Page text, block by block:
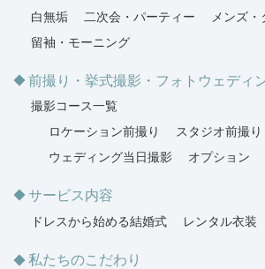
白無垢
二次会・パーティー メンズ・
留袖・モーニング
前撮り・挙式撮影・フォトウェディ
撮影コース一覧
ロケーション前撮り
スタジオ前撮り
ウェディング当日撮影
オプション
サービス内容
ドレスから始める結婚式 レンタル衣装
私たちのこだわり